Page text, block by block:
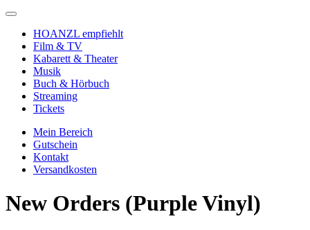
HOANZL empfiehlt
Film & TV
Kabarett & Theater
Musik
Buch & Hörbuch
Streaming
Tickets
Mein Bereich
Gutschein
Kontakt
Versandkosten
New Orders (Purple Vinyl)